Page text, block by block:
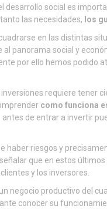
desarrollo social es
las necesidades, los
en las distintas
panorama social y
por ello hemos podido
requiere tener
como funciona
de entrar a invertir
haber riesgos y
que en estos últimos
y los inversores.
negocio productivo del
conocer su